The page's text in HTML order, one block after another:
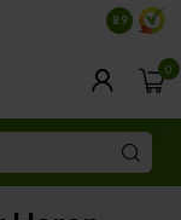
8.9
0